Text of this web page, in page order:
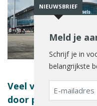
Veel vluchtuitval
door protestactie
NIEUWSBRIEF
Meld je
Schrijf je in
belangrijkste
E-
mailadres